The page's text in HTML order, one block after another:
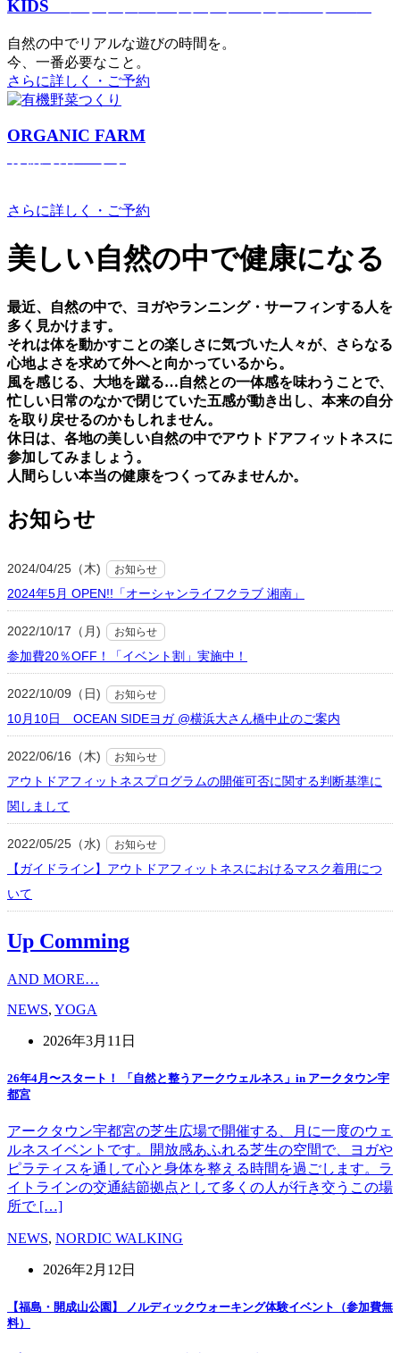
KIDS
⾃然の中でリアルな遊びの時間を。
今、⼀番必要なこと。
さらに詳しく・ご予約
ORGANIC FARM
さらに詳しく・ご予約
美しい⾃然の中で健康になる
最近、⾃然の中で、ヨガやランニング・サーフィンする⼈を
多く⾒かけます。
それは体を動かすことの楽しさに気づいた⼈々が、さらなる
⼼地よさを求めて外へと向かっているから。
⾵を感じる、⼤地を蹴る…⾃然との⼀体感を味わうことで、
忙しい⽇常のなかで閉じていた五感が動き出し、本来の⾃分
を取り戻せるのかもしれません。
休⽇は、各地の美しい⾃然の中でアウトドアフィットネスに
参加してみましょう。
⼈間らしい本当の健康をつくってみませんか。
お知らせ
2024/04/25（木) お知らせ
2024年5月 OPEN!!「オーシャンライフクラブ 湘南」
2022/10/17（月) お知らせ
参加費20％OFF！「イベント割」実施中！
2022/10/09（日) お知らせ
10月10日 OCEAN SIDEヨガ @横浜大さん橋中止のご案内
2022/06/16（木) お知らせ
アウトドアフィットネスプログラムの開催可否に関する判断基準に
関しまして
2022/05/25（水) お知らせ
【ガイドライン】アウトドアフィットネスにおけるマスク着用につ
いて
Up Comming
AND MORE…
NEWS, YOGA
2026年3月11日
26年4月〜スタート！ 「自然と整うアークウェルネス」in アークタウン宇
都宮
アークタウン宇都宮の芝生広場で開催する、月に一度のウェ
ルネスイベントです。開放感あふれる芝生の空間で、ヨガや
ピラティスを通して心と身体を整える時間を過ごします。ラ
イトラインの交通結節拠点として多くの人が行き交うこの場
所で […]
NEWS, NORDIC WALKING
2026年2月12日
【福島・開成山公園】 ノルディックウォーキング体験イベント（参加費無
料）